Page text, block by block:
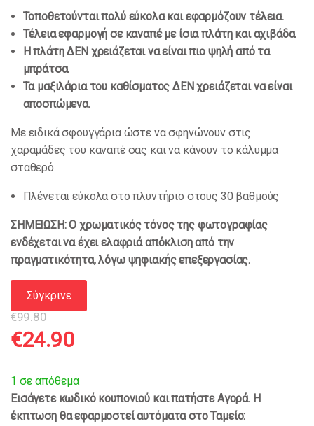
Τοποθετούνται πολύ εύκολα και εφαρμόζουν τέλεια.
Τέλεια εφαρμογή σε καναπέ με ίσια πλάτη και αχιβάδα.
Η πλάτη ΔΕΝ χρειάζεται να είναι πιο ψηλή από τα
μπράτσα.
Τα μαξιλάρια του καθίσματος ΔΕΝ χρειάζεται να είναι
αποσπώμενα.
Με ειδικά σφουγγάρια ώστε να σφηνώνουν στις
χαραμάδες του καναπέ σας και να κάνουν το κάλυμμα
σταθερό.
Πλένεται εύκολα στο πλυντήριο στους 30 βαθμούς
ΣΗΜΕΙΩΣΗ: Ο χρωματικός τόνος της φωτογραφίας
ενδέχεται να έχει ελαφριά απόκλιση από την
πραγματικότητα, λόγω ψηφιακής επεξεργασίας.
Σύγκρινε
€99.80
Original
price
was:
€24.90Η
τρέχουσα
τιμή
1 σε απόθεμα
Εισάγετε κωδικό κουπονιού και πατήστε Αγορά. Η
έκπτωση θα εφαρμοστεί αυτόματα στο Ταμείο: